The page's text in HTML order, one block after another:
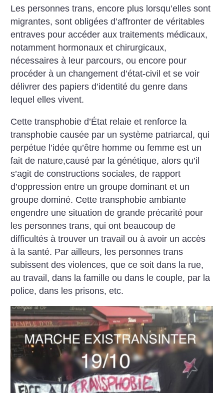
Les personnes trans, encore plus lorsqu’elles sont
migrantes, sont obligées d’affronter de véritables
entraves pour accéder aux traitements médicaux,
notamment hormonaux et chirurgicaux,
nécessaires à leur parcours, ou encore pour
procéder à un changement d’état-civil et se voir
délivrer des papiers d’identité du genre dans
lequel elles vivent.
Cette transphobie d’État relaie et renforce la
transphobie causée par un système patriarcal, qui
perpétue l’idée qu’être homme ou femme est un
fait de nature,causé par la génétique, alors qu’il
s’agit de constructions sociales, de rapport
d’oppression entre un groupe dominant et un
groupe dominé. Cette transphobie ambiante
engendre une situation de grande précarité pour
les personnes trans, qui ont beaucoup de
difficultés à trouver un travail ou à avoir un accès
à la santé. Par ailleurs, les personnes trans
subissent des violences, que ce soit dans la rue,
au travail, dans la famille ou dans le couple, par la
police, dans les prisons, etc.